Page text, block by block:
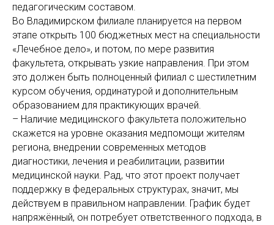
педагогическим составом.
Во Владимирском филиале планируется на первом
этапе открыть 100 бюджетных мест на специальности
«Лечебное дело», и потом, по мере развития
факультета, открывать узкие направления. При этом
это должен быть полноценный филиал с шестилетним
курсом обучения, ординатурой и дополнительным
образованием для практикующих врачей.
– Наличие медицинского факультета положительно
скажется на уровне оказания медпомощи жителям
региона, внедрении современных методов
диагностики, лечения и реабилитации, развитии
медицинской науки. Рад, что этот проект получает
поддержку в федеральных структурах, значит, мы
действуем в правильном направлении. График будет
напряжённый, он потребует ответственного подхода, в